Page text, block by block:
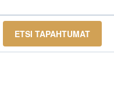
ETSI TAPAHTUMAT